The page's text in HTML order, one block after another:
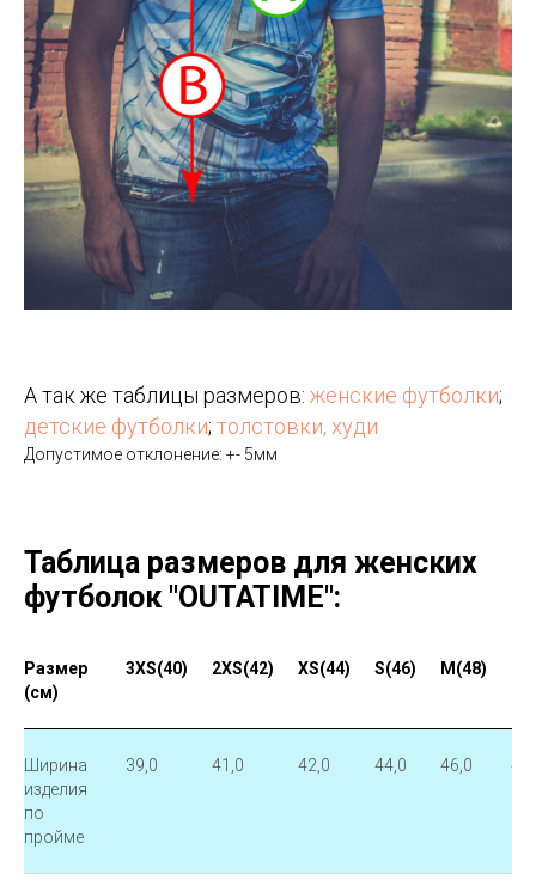
А так же таблицы размеров: женские футболки;
детские футболки; толстовки, худи
Допустимое отклонение: +- 5мм
Таблица размеров для женских
футболок "OUTATIME":
Размер
(см)
3XS(40) 2XS(42) XS(44) S(46) M(48)
Ширина
изделия
по
пройме
39,0 41,0 42,0 44,0 46,0